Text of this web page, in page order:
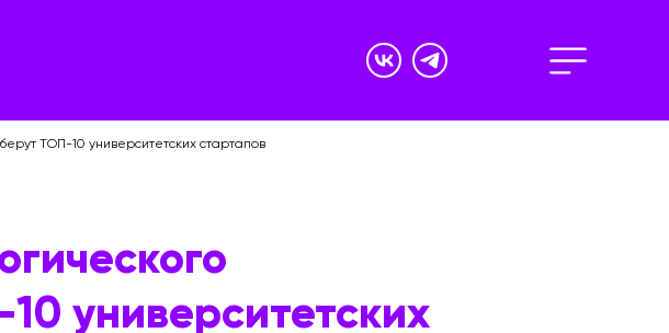
ТОП-10 университетских стартапов
университетских